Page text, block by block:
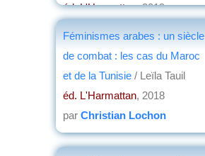
éd. L'Harmattan, 2019
Féminismes arabes : un siècle
de combat : les cas du Maroc
et de la Tunisie / Leïla Tauil
éd. L'Harmattan, 2018
par Christian Lochon